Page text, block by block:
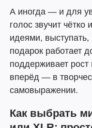
А иногда — и для
голос звучит чётко
идеями,
подарок работает
поддерживает рост
вперёд — в
самовыражении.
Как выбрать